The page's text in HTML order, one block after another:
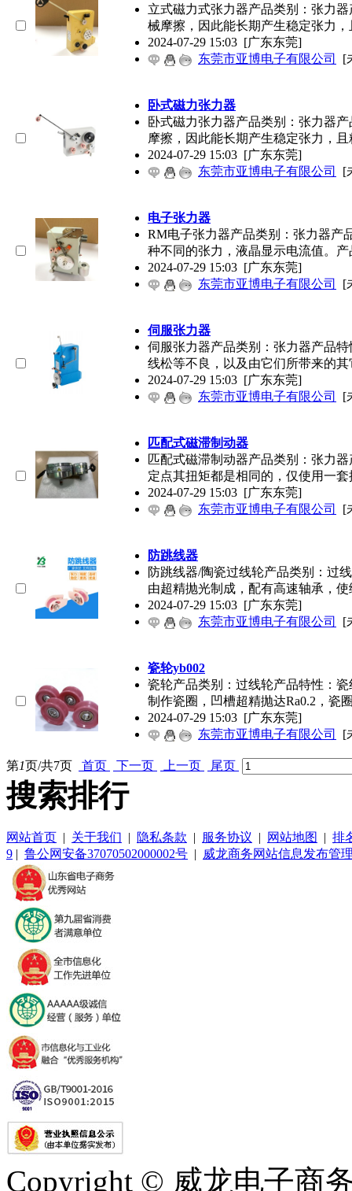
立式磁力式张力器产品类别：张力
械摩擦，因此能长期产生稳定张力，
2024-07-29 15:03 [广东东莞]
东莞市亚博电子有限公司
[
卧式磁力张力器
卧式磁力张力器产品类别：张力器
摩擦，因此能长期产生稳定张力，且
2024-07-29 15:03 [广东东莞]
东莞市亚博电子有限公司
[
电子张力器
RM电子张力器产品类别：张力器产
种不同的张力，液晶显示电流值。产
2024-07-29 15:03 [广东东莞]
东莞市亚博电子有限公司
[
伺服张力器
伺服张力器产品类别：张力器产品
线松等不良，以及由它们所带来的其
2024-07-29 15:03 [广东东莞]
东莞市亚博电子有限公司
[
匹配式磁滞制动器
匹配式磁滞制动器产品类别：张力
定点其扭矩都是相同的，仅使用一套
2024-07-29 15:03 [广东东莞]
东莞市亚博电子有限公司
[
防跳线器
防跳线器/陶瓷过线轮产品类别：过
由超精抛光制成，配有高速轴承，使
2024-07-29 15:03 [广东东莞]
东莞市亚博电子有限公司
[
瓷轮yb002
瓷轮产品类别：过线轮产品特性：
制作瓷圈，凹槽超精抛达Ra0.2，瓷
2024-07-29 15:03 [广东东莞]
东莞市亚博电子有限公司
[
第1页/共7页 首页 下一页 上一页 尾页
搜索排行
网站首页 | 关于我们 | 隐私条款 | 服务协议 | 网站地图 | 排
9 | 鲁公网安备37070502000002号 | 威龙商务网站信息发布管
Copyright © 威龙电子商